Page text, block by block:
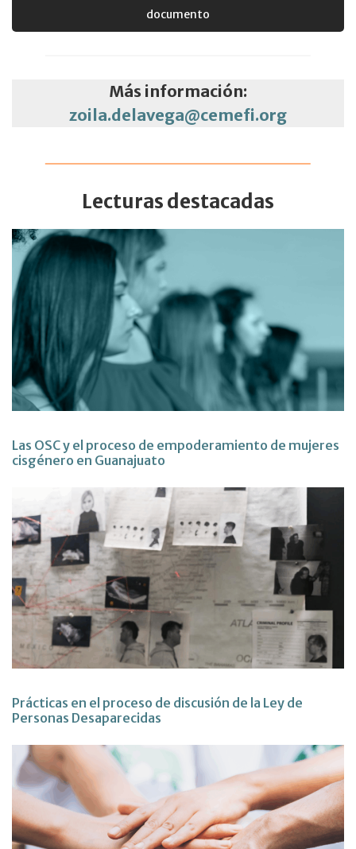
documento
Más información:
zoila.delavega@cemefi.org
Lecturas destacadas
Las OSC y el proceso de empoderamiento de mujeres
cisgénero en Guanajuato
Prácticas en el proceso de discusión de la Ley de
Personas Desaparecidas